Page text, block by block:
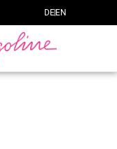
DEEN